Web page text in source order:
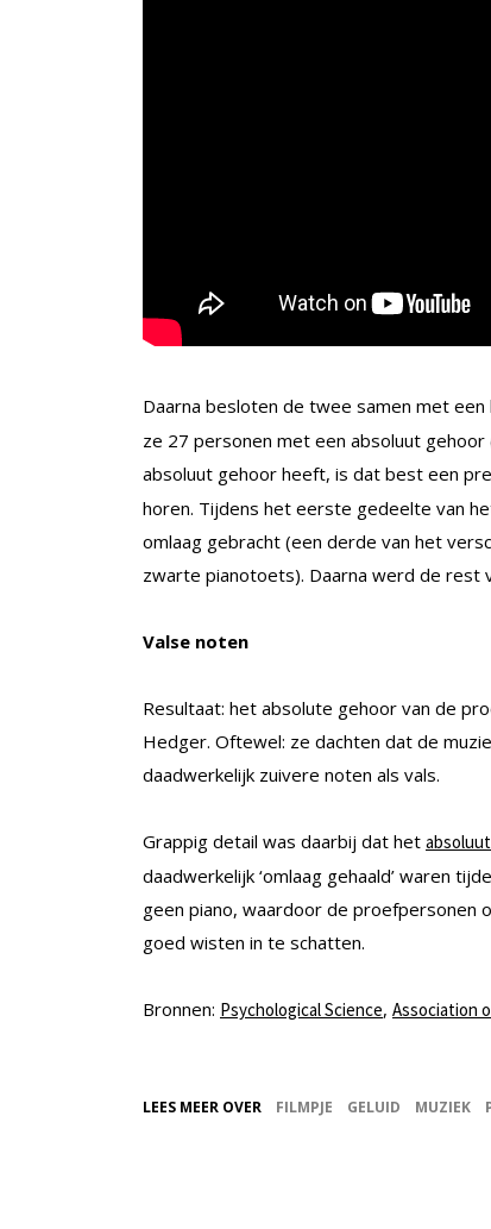
Daarna besloten de twee samen met
ze 27 personen met een absoluut
absoluut gehoor heeft, is dat best een
horen. Tijdens het eerste gedeelte van
omlaag gebracht (een derde van het
zwarte pianotoets). Daarna werd de rest
Valse noten
Resultaat: het absolute gehoor van de
Hedger. Oftewel: ze dachten dat de
daadwerkelijk zuivere noten als vals.
Grappig detail was daarbij dat het
daadwerkelijk ‘omlaag gehaald’ waren
geen piano, waardoor de proefpersonen
goed wisten in te schatten.
Bronnen: Psychological Science, Association
LEES MEER OVER FILMPJE GELUID MUZIEK